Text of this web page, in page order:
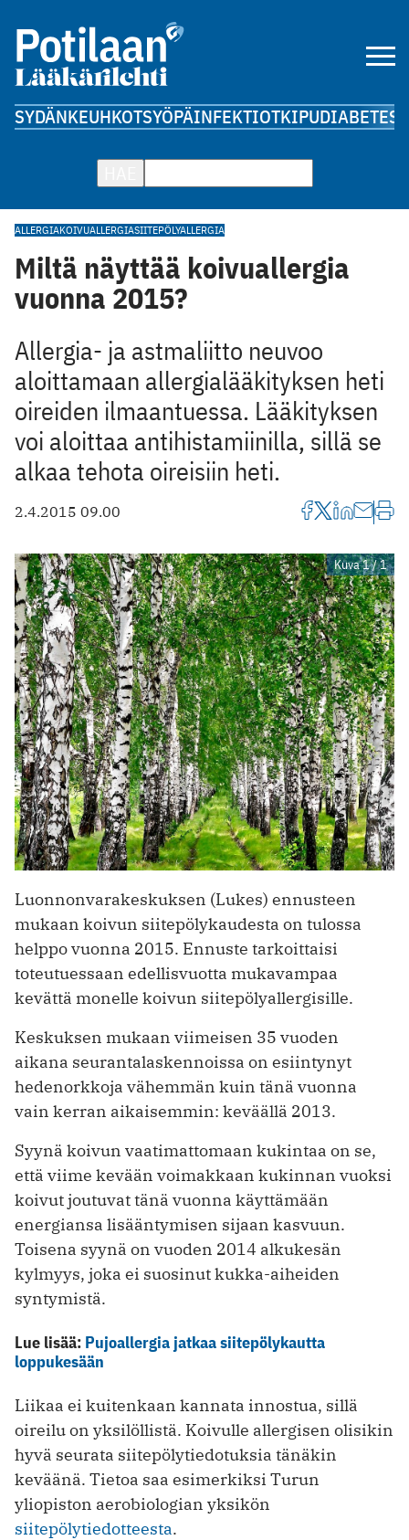
SYDÄNKEUHKOTSYÖPÄINFEKTIOTKIPUDIABETES
ALLERGIAKOIVUALLERGIASIITEPÖLYALLERGIA
Miltä näyttää koivuallergia
vuonna 2015?
Allergia- ja astmaliitto neuvoo
aloittamaan allergialääkityksen heti
oireiden ilmaantuessa. Lääkityksen
voi aloittaa antihistamiinilla, sillä se
alkaa tehota oireisiin heti.
2.4.2015 09.00
Kuva 1 / 1
Luonnonvarakeskuksen (Lukes) ennusteen
mukaan koivun siitepölykaudesta on tulossa
helppo vuonna 2015. Ennuste tarkoittaisi
toteutuessaan edellisvuotta mukavampaa
kevättä monelle koivun siitepölyallergisille.
Keskuksen mukaan viimeisen 35 vuoden
aikana seurantalaskennoissa on esiintynyt
hedenorkkoja vähemmän kuin tänä vuonna
vain kerran aikaisemmin: keväällä 2013.
Syynä koivun vaatimattomaan kukintaa on se,
että viime kevään voimakkaan kukinnan vuoksi
koivut joutuvat tänä vuonna käyttämään
energiansa lisääntymisen sijaan kasvuun.
Toisena syynä on vuoden 2014 alkukesän
kylmyys, joka ei suosinut kukka-aiheiden
syntymistä.
Lue lisää: Pujoallergia jatkaa siitepölykautta
loppukesään
Liikaa ei kuitenkaan kannata innostua, sillä
oireilu on yksilöllistä. Koivulle allergisen olisikin
hyvä seurata siitepölytiedotuksia tänäkin
keväänä. Tietoa saa esimerkiksi Turun
yliopiston aerobiologian yksikön
siitepölytiedotteesta.